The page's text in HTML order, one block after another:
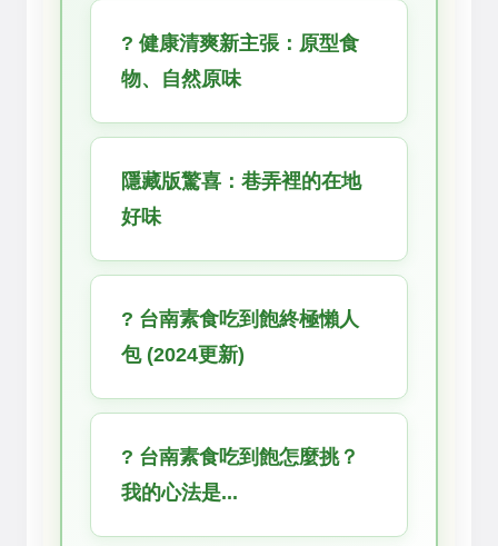
? 健康清爽新主張：原型食
物、自然原味
隱藏版驚喜：巷弄裡的在地
好味
?️ 台南素食吃到飽終極懶人
包 (2024更新)
? 台南素食吃到飽怎麼挑？
我的心法是...